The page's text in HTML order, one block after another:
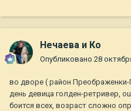
Нечаева и Ко
Опубликовано 28
во дворе ( район
день девица голден-ретривер,
боится всех, возраст сложно